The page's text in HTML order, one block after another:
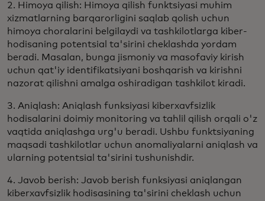
2. Himoya qilish: Himoya qilish funktsiyasi muhim
xizmatlarning barqarorligini saqlab qolish uchun
himoya choralarini belgilaydi va tashkilotlarga kiber-
hodisaning potentsial ta'sirini cheklashda yordam
beradi. Masalan, bunga jismoniy va masofaviy kirish
uchun qat'iy identifikatsiyani boshqarish va kirishni
nazorat qilishni amalga oshiradigan tashkilot kiradi.
3. Aniqlash: Aniqlash funksiyasi kiberxavfsizlik
hodisalarini doimiy monitoring va tahlil qilish orqali o'z
vaqtida aniqlashga urg'u beradi. Ushbu funktsiyaning
maqsadi tashkilotlar uchun anomaliyalarni aniqlash va
ularning potentsial ta'sirini tushunishdir.
4. Javob berish: Javob berish funksiyasi aniqlangan
kiberxavfsizlik hodisasining ta'sirini cheklash uchun